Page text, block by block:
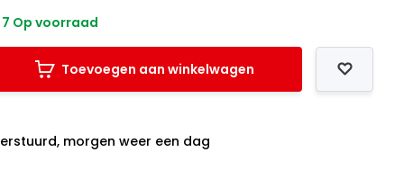
7 Op voorraad
Toevoegen aan winkelwagen
morgen weer een dag